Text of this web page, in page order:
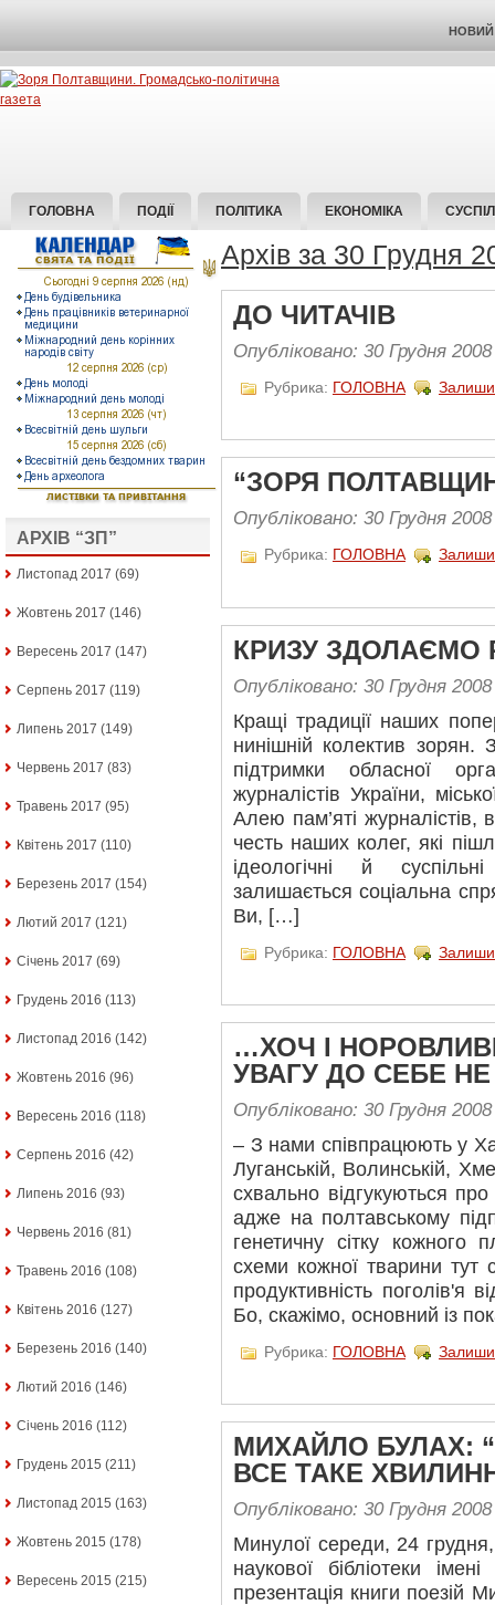
НОВИЙ
ГОЛОВНА ПОДІЇ ПОЛІТИКА ЕКОНОМІКА
АРХІВ “ЗП”
Листопад 2017 (69)
Жовтень 2017 (146)
Вересень 2017 (147)
Серпень 2017 (119)
Липень 2017 (149)
Червень 2017 (83)
Травень 2017 (95)
Квітень 2017 (110)
Березень 2017 (154)
Лютий 2017 (121)
Січень 2017 (69)
Грудень 2016 (113)
Листопад 2016 (142)
Жовтень 2016 (96)
Вересень 2016 (118)
Серпень 2016 (42)
Липень 2016 (93)
Червень 2016 (81)
Травень 2016 (108)
Квітень 2016 (127)
Березень 2016 (140)
Лютий 2016 (146)
Січень 2016 (112)
Грудень 2015 (211)
Листопад 2015 (163)
Жовтень 2015 (178)
Вересень 2015 (215)
Архів за 30 Грудня
ДО ЧИТАЧІВ
Опубліковано: 30 Грудня 2008
Рубрика: ГОЛОВНА
“ЗОРЯ
Опубліковано: 30 Грудня 2008
Рубрика: ГОЛОВНА
КРИЗУ ЗДОЛАЄМО
Опубліковано: 30 Грудня 2008
Кращі традиції наших
нинішній колектив зорян.
підтримки обласної
журналістів України,
Алею пам’яті журналістів,
честь наших колег, які
ідеологічні й
залишається соціальна
Ви, […]
Рубрика: ГОЛОВНА
…ХОЧ І
УВАГУ ДО СЕБЕ
Опубліковано: 30 Грудня 2008
– З нами співпрацюють у
Луганській, Волинській,
схвально відгукуються
адже на полтавському
генетичну сітку кожного
схеми кожної тварини тут
продуктивність поголів'я
Бо, скажімо, основний із
Рубрика: ГОЛОВНА
МИХАЙЛО БУЛАХ:
ВСЕ ТАКЕ
Опубліковано: 30 Грудня 2008
Минулої середи, 24 грудня,
наукової бібліотеки
презентація книги поезій